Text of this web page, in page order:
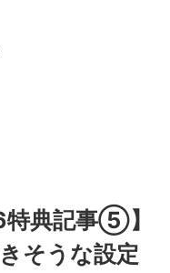
特典記事⑤】
そうな設定